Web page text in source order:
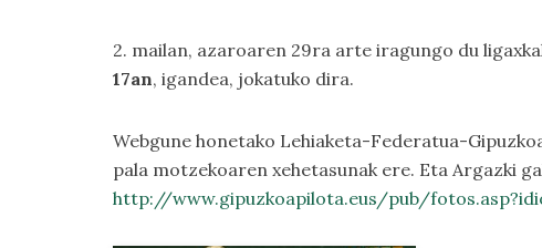
2. mailan, azaroaren 29ra arte iragungo du
17an, igandea, jokatuko dira.
Webgune honetako Lehiaketa-Federatua-
pala motzekoaren xehetasunak ere. Eta Argazki
http://www.gipuzkoapilota.eus/pub/